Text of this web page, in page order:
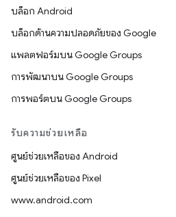
บล็อก Android
บล็อกด้านความปลอดภัยของ Google
แพลตฟอร์มบน Google Groups
การพัฒนาบน Google Groups
การพอร์ตบน Google Groups
รับความช่วยเหลือ
ศูนย์ช่วยเหลือของ Android
ศูนย์ช่วยเหลือของ Pixel
www.android.com